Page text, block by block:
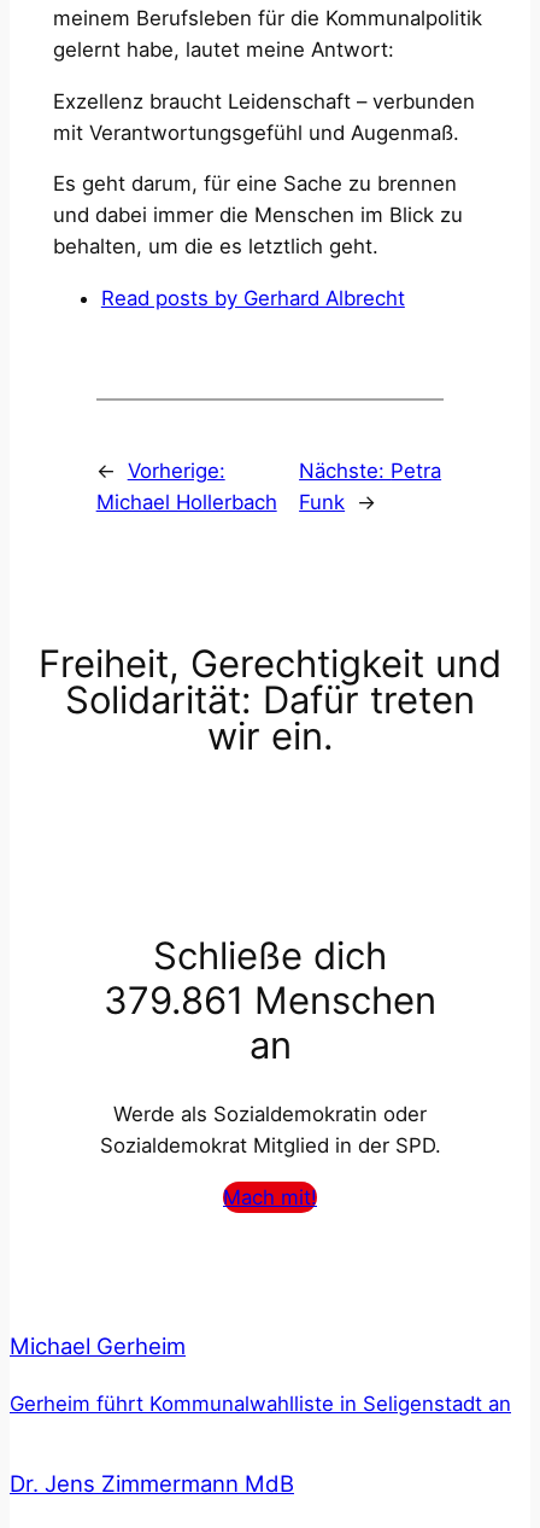
meinem Berufsleben für die Kommunalpolitik
gelernt habe, lautet meine Antwort:
Exzellenz braucht Leidenschaft – verbunden
mit Verantwortungsgefühl und Augenmaß.
Es geht darum, für eine Sache zu brennen
und dabei immer die Menschen im Blick zu
behalten, um die es letztlich geht.
Read posts by Gerhard Albrecht
← Vorherige:
Michael Hollerbach
Nächste: Petra
Funk →
Freiheit, Gerechtigkeit und
Solidarität: Dafür treten
wir ein.
Schließe dich
379.861 Menschen
an
Werde als Sozialdemokratin oder
Sozialdemokrat Mitglied in der SPD.
Mach mit!
Michael Gerheim
Gerheim führt Kommunalwahlliste in Seligenstadt an
Dr. Jens Zimmermann MdB